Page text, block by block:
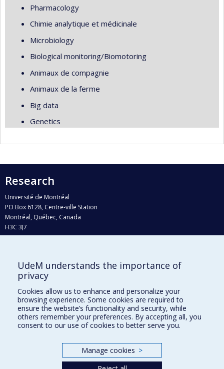
Pharmacology
Chimie analytique et médicinale
Microbiology
Biological monitoring/Biomotoring
Animaux de compagnie
Animaux de la ferme
Big data
Genetics
Research
Université de Montréal
PO Box 6128, Centre-ville Station
Montréal, Québec, Canada
H3C 3J7
Who does what?
Find us
Site map
Accessibility
UdeM understands the importance of
privacy
Cookies allow us to enhance and personalize your
browsing experience. Some cookies are required to
ensure the website’s functionality and security, while
others remember your preferences. By accepting all, you
consent to our use of cookies to better serve you.
Manage cookies >